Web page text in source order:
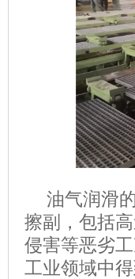
油气润滑
擦副，包括
侵害等恶劣
工业领域中